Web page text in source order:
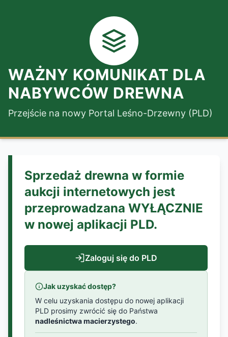
WAŻNY KOMUNIKAT DLA
NABYWCÓW DREWNA
Przejście na nowy Portal Leśno-Drzewny (PLD)
Sprzedaż drewna w formie
aukcji internetowych jest
przeprowadzana WYŁĄCZNIE
w nowej aplikacji PLD.
Zaloguj się do PLD
Jak uzyskać dostęp?
W celu uzyskania dostępu do nowej aplikacji
PLD prosimy zwrócić się do Państwa
nadleśnictwa macierzystego.